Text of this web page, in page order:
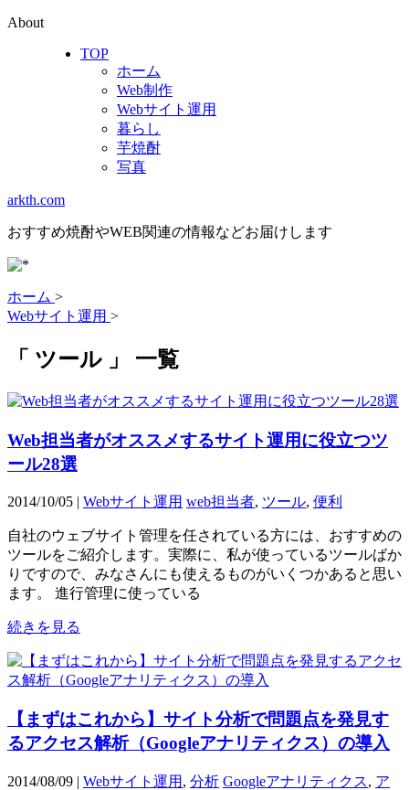
About
TOP
ホーム
Web制作
Webサイト運用
暮らし
芋焼酎
写真
arkth.com
おすすめ焼酎やWEB関連の情報などお届けします
ホーム >
Webサイト運用 >
「 ツール 」 一覧
Web担当者がオススメするサイト運用に役立つツ
ール28選
2014/10/05 | Webサイト運用 web担当者, ツール, 便利
自社のウェブサイト管理を任されている方には、おすすめの
ツールをご紹介します。実際に、私が使っているツールばか
りですので、みなさんにも使えるものがいくつかあると思い
ます。 進行管理に使っている
続きを見る
【まずはこれから】サイト分析で問題点を発見す
るアクセス解析（Googleアナリティクス）の導入
2014/08/09 | Webサイト運用 , 分析 Googleアナリティクス, ア